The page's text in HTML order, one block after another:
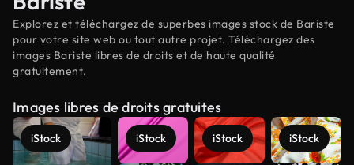
Explorez et téléchargez de superbes images stock de Bariste
pour votre site web ou tout autre projet. Téléchargez des
images Bariste libres de droits et de haute qualité
gratuitement.
Images libres de droits gratuites
iStock iStock iStock iStock